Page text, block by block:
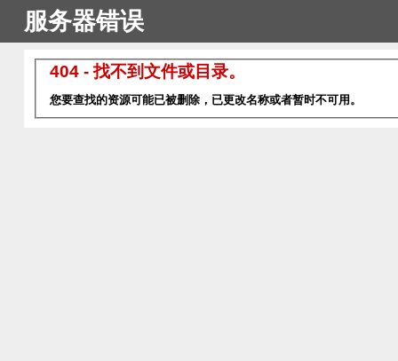
服务器错误
404 - 找不到文件或目录。
您要查找的资源可能已被删除，已更改名称或者暂时不可用。